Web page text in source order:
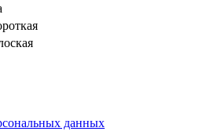
данных